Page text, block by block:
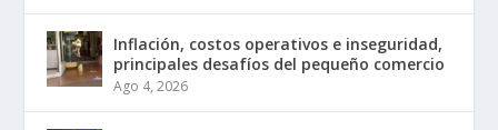
Inflación, costos operativos e inseguridad,
principales desafíos del pequeño comercio
Ago 4, 2026